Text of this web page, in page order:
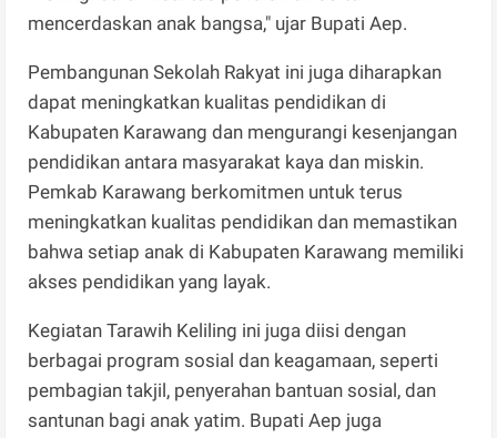
mencerdaskan anak bangsa," ujar Bupati Aep.
Pembangunan Sekolah Rakyat ini juga diharapkan
dapat meningkatkan kualitas pendidikan di
Kabupaten Karawang dan mengurangi kesenjangan
pendidikan antara masyarakat kaya dan miskin.
Pemkab Karawang berkomitmen untuk terus
meningkatkan kualitas pendidikan dan memastikan
bahwa setiap anak di Kabupaten Karawang memiliki
akses pendidikan yang layak.
Kegiatan Tarawih Keliling ini juga diisi dengan
berbagai program sosial dan keagamaan, seperti
pembagian takjil, penyerahan bantuan sosial, dan
santunan bagi anak yatim. Bupati Aep juga